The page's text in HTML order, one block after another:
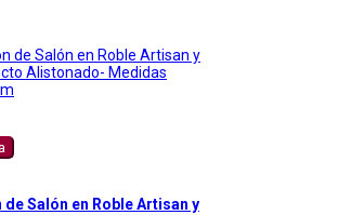
Salón en Roble Artisan y